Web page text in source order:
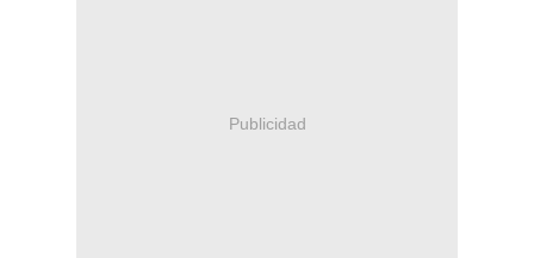
Publicidad